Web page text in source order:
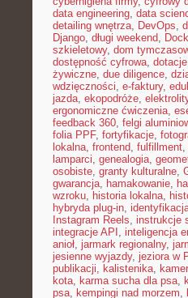
data engineering, data
detailing wnętrza, DevOps,
Django, długi weekend,
szkieletowy, dom
dostępność cyfrowa,
żywiczne, due diligence,
wdzięczności, e-faktury,
jazda, ekopodróże,
ergonomiczne ćwiczenia,
feedback 360, felgi
folia PPF, fortyfikacje,
lokalna, frontend, fulfillment,
lamparci, genealogia,
osobiste, granty kulturalne,
gwarancja, hamakowanie,
wzroku, historia lokalna,
hybryda plug-in,
Instagram Reels, instrukcje
integracje API , inteligencja
anioł, jarmark regionalny,
jesienne wyjazdy, jeziora w
publikacji, kalistenika,
kota, karma sucha dla psa,
psa, kempingi nad morzem,